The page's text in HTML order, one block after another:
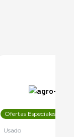
Ofertas Especiales
Usado